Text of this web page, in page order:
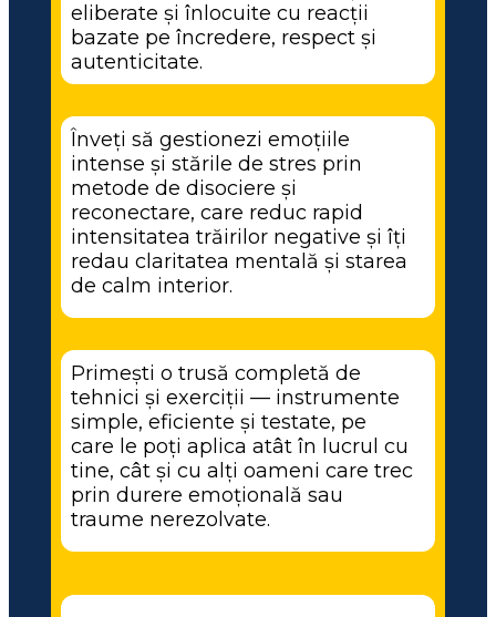
eliberate și înlocuite cu reacții
bazate pe încredere, respect și
autenticitate.
Înveți să gestionezi emoțiile
intense și stările de stres prin
metode de disociere și
reconectare, care reduc rapid
intensitatea trăirilor negative și îți
redau claritatea mentală și starea
de calm interior.
Primești o trusă completă de
tehnici și exerciții — instrumente
simple, eficiente și testate, pe
care le poți aplica atât în lucrul cu
tine, cât și cu alți oameni care trec
prin durere emoțională sau
traume nerezolvate.